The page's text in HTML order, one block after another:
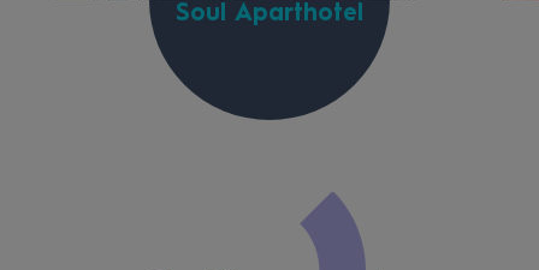
Soul Aparthotel